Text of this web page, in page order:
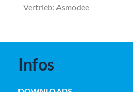
Vertrieb: Asmodee
Infos